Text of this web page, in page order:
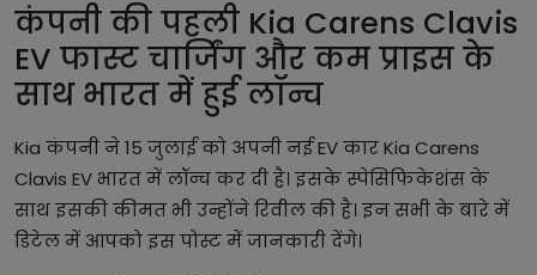
कंपनी की पहली Kia Carens Clavis
EV फास्ट चार्जिंग और कम प्राइस के
साथ भारत में हुई लॉन्च
Kia कंपनी ने 15 जुलाई को अपनी नई EV कार Kia Carens
Clavis EV भारत में लॉन्च कर दी है। इसके स्पेसिफिकेशंस के
साथ इसकी कीमत भी उन्होंने रिवील की है। इन सभी के बारे में
डिटेल में आपको इस पोस्ट में जानकारी देंगे।